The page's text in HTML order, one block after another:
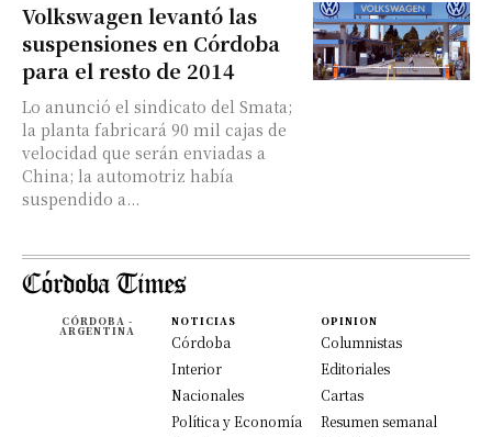
Volkswagen levantó las
suspensiones en Córdoba
para el resto de 2014
Lo anunció el sindicato del Smata;
la planta fabricará 90 mil cajas de
velocidad que serán enviadas a
China; la automotriz había
suspendido a...
CÓRDOBA -
ARGENTINA
NOTICIAS
Córdoba
Interior
Nacionales
Política y Economía
OPINION
Columnistas
Editoriales
Cartas
Resumen semanal